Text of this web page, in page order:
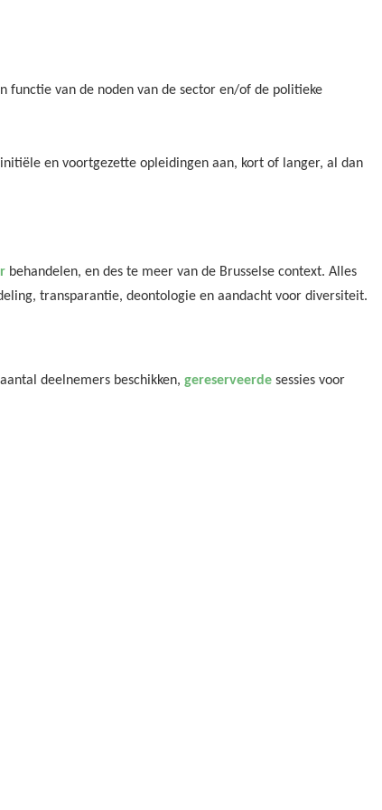
functie van de noden van de sector en/of de politieke
en voortgezette opleidingen aan, kort of langer, al dan
behandelen, en des te meer van de Brusselse context. Alles
transparantie, deontologie en aandacht voor diversiteit.
deelnemers beschikken, gereserveerde sessies voor